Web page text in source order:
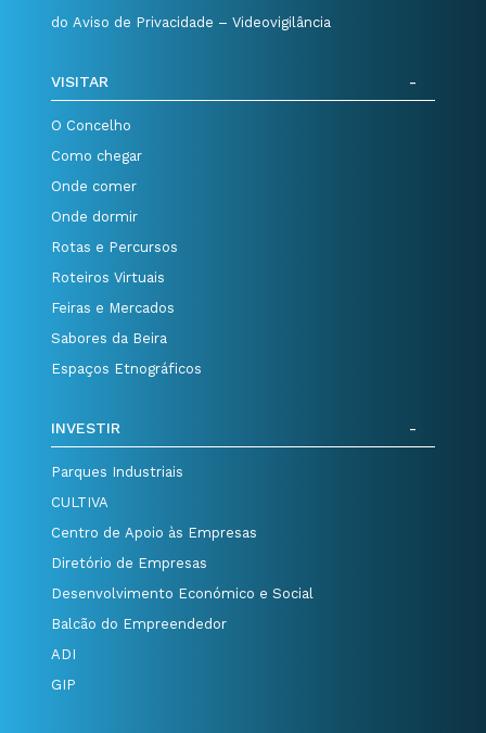
do Aviso de Privacidade – Videovigilância
VISITAR
O Concelho
Como chegar
Onde comer
Onde dormir
Rotas e Percursos
Roteiros Virtuais
Feiras e Mercados
Sabores da Beira
Espaços Etnográficos
INVESTIR
Parques Industriais
CULTIVA
Centro de Apoio às Empresas
Diretório de Empresas
Desenvolvimento Económico e Social
Balcão do Empreendedor
ADI
GIP